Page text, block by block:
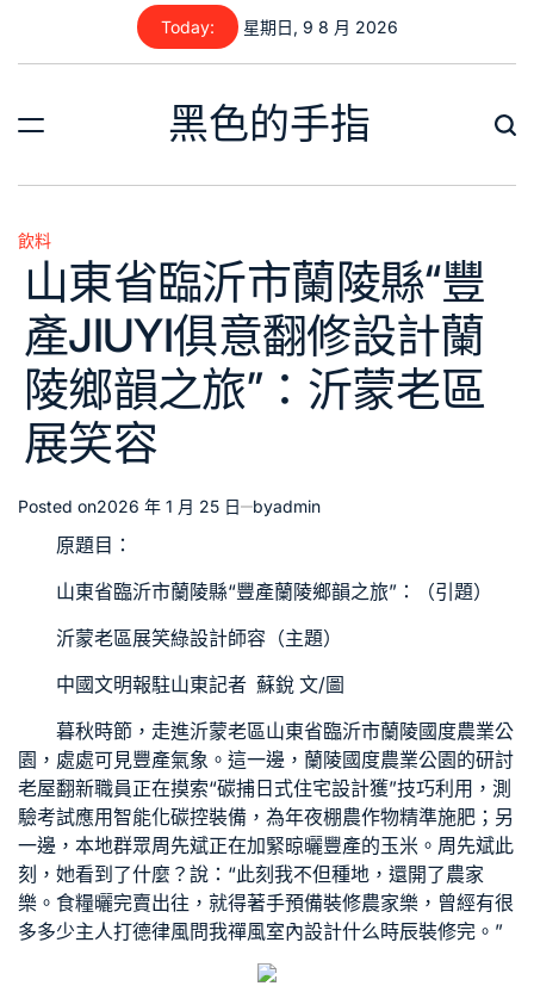
content
Today: 星期日, 9 8 月 2026
黑色的手指
Posted
in
飲料
山東省臨沂市蘭陵縣“豐
產JIUYI俱意翻修設計蘭
陵鄉韻之旅”：沂蒙老區
展笑容
Posted on2026 年 1 月 25 日 byadmin
原題目：
山東省臨沂市蘭陵縣“豐產蘭陵鄉韻之旅”：（引題）
沂蒙老區展笑綠設計師容（主題）
中國文明報駐山東記者 蘇銳 文/圖
暮秋時節，走進沂蒙老區山東省臨沂市蘭陵國度農業公
園，處處可見豐產氣象。這一邊，蘭陵國度農業公園的研討
老屋翻新職員正在摸索“碳捕 日式住宅設計獲”技巧利用，測
驗考試應用智能化碳控裝備，為年夜棚農作物精準施肥；另
一邊，本地群眾周先斌正在加緊晾曬豐產的玉米。周先斌此
刻，她看到了什麼？說：“此刻我不但種地，還開了農家
樂。食糧曬完賣出往，就得著手預備裝修農家樂，曾經有很
多多少主人打德律風問我禪風室內設計什么時辰裝修完。”